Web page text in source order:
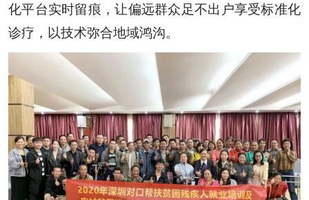
化平台实时留痕，让偏远群众足不出户享受标准化
诊疗，以技术弥合地域鸿沟。